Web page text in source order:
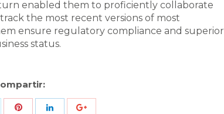
enabled them to proficiently collaborate
the most recent versions of most
ensure regulatory compliance and superior
status.
Share